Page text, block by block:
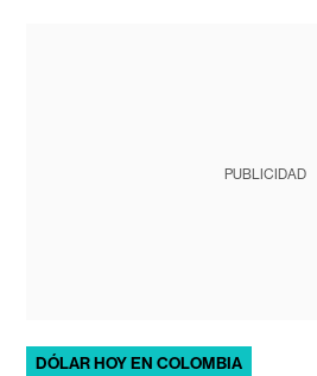
PUBLICIDAD
DÓLAR HOY EN COLOMBIA